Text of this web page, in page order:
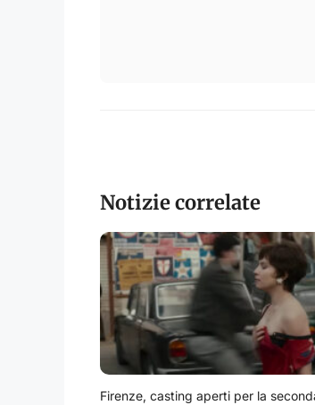
Notizie correlate
Firenze, casting aperti per la